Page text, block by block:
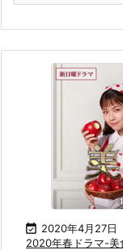
 2020年4月27日
2020年春ドラマ-美